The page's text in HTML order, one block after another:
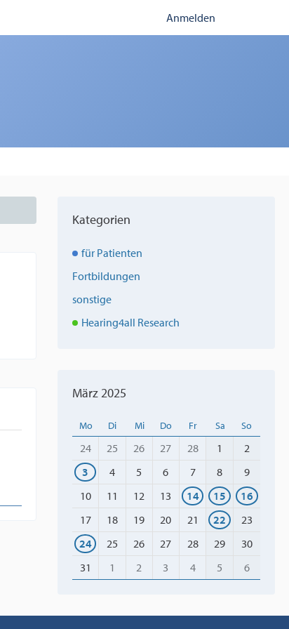
Anmelden
Kategorien
für Patienten
Fortbildungen
sonstige
Hearing4all Research
März 2025
Mo Di Mi Do Fr Sa So
24 25 26 27 28 1
2
3
4 5 6 7 8
9
10
11 12 13 14 15
16
17
18 19 20 21 22
23
24
25 26 27 28 29
30
31
1 2 3 4 5 6